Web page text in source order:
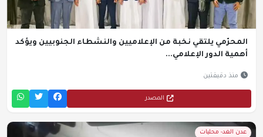
المحرّمي يلتقي نخبة من الإعلاميين والنشطاء الجنوبيين ويؤكد
أهمية الدور الإعلامي...
منذ دقيقتين
المصدر
عدن الغد- محليات